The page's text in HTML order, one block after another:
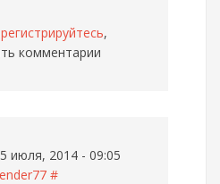
,
комментарии
июля, 2014 - 09:05
ender77 #